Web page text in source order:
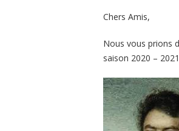
Chers Amis,
Nous vous prions
saison 2020 – 2021